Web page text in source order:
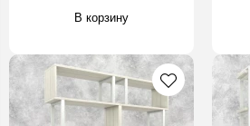
В корзину